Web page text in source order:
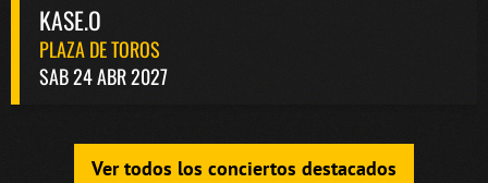
KASE.O
PLAZA DE TOROS
SAB 24 ABR 2027
Ver todos los conciertos destacados